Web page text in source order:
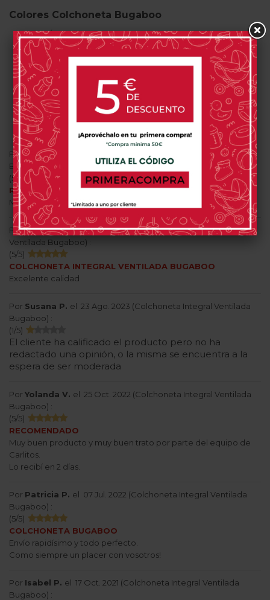
Colores Colchoneta Bugaboo
Gris Ártico
Negro
Rosa Pastel
Azul Cielo
Azul Vapor
Gris Niebla
OPINIONES
PorVANESA M.
Colchoneta Integral Ventilada
Bugaboo) :
(5/5 )
RÁPIDO Y MUY BIEN!!!
Muy buena atención telefónica, rápido y el artículo muy bien
PorYamila Brenda W.el02 Oct. 2023 (Colchoneta Integral
Ventilada Bugaboo) :
(5/5)
COLCHONETA INTEGRAL VENTILADA BUGABOO
Excelente calidad
Por Susana P. el 23 Ago. 2023 (Colchoneta Integral Ventilada
Bugaboo) :
(1/5)
El cliente ha calificado el producto pero no ha
redactado una opinión, o la misma se encuentra a la
espera de ser moderada
Por Yolanda V. el 25 Oct. 2022 (Colchoneta Integral Ventilada
Bugaboo) :
(5/5)
RECOMENDADO
Muy buen producto y muy buen trato por parte del equipo de
Carlitos.
Lo recibí en 2 días.
Por Patricia P. el 07 Jul. 2022 (Colchoneta Integral Ventilada
Bugaboo) :
(5/5)
COLCHONETA BUGABOO
Envío rapidísimo y todo perfecto.
Como siempre un placer con vosotros!
Por Isabel P. el 17 Oct. 2021 (Colchoneta Integral Ventilada
Bugaboo) :